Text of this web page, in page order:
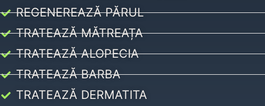
REGENEREAZĂ PĂRUL
TRATEAZĂ MĂTREAȚA
TRATEAZĂ ALOPECIA
TRATEAZĂ BARBA
TRATEAZĂ DERMATITA